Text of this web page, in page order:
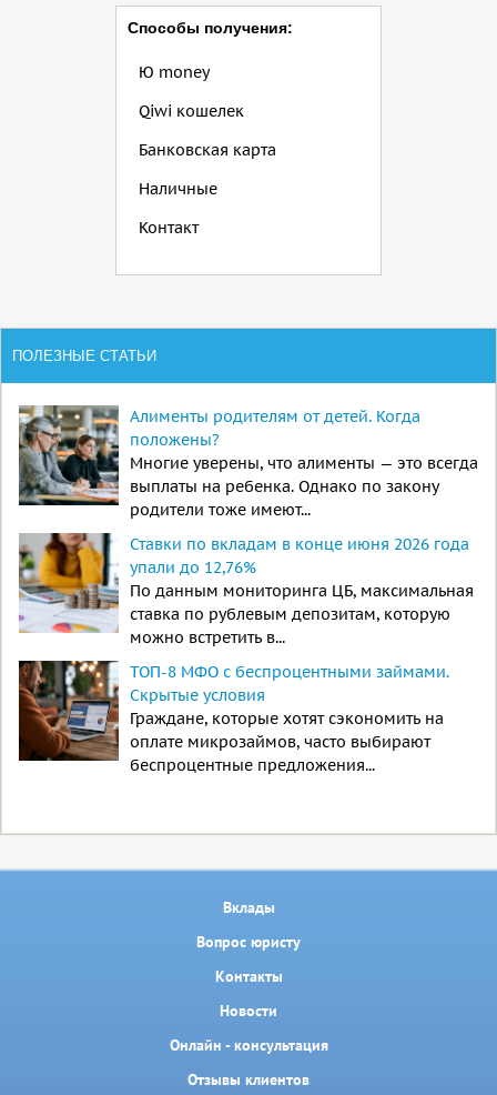
Способы получения:
Ю money
Qiwi кошелек
Банковская карта
Наличные
Контакт
ПОЛЕЗНЫЕ СТАТЬИ
Алименты родителям от детей. Когда
положены?
Многие уверены, что алименты — это всегда
выплаты на ребенка. Однако по закону
родители тоже имеют...
Ставки по вкладам в конце июня 2026 года
упали до 12,76%
По данным мониторинга ЦБ, максимальная
ставка по рублевым депозитам, которую
можно встретить в...
ТОП-8 МФО с беспроцентными займами.
Скрытые условия
Граждане, которые хотят сэкономить на
оплате микрозаймов, часто выбирают
беспроцентные предложения...
Вклады
Вопрос юристу
Контакты
Новости
Онлайн - консультация
Отзывы клиентов